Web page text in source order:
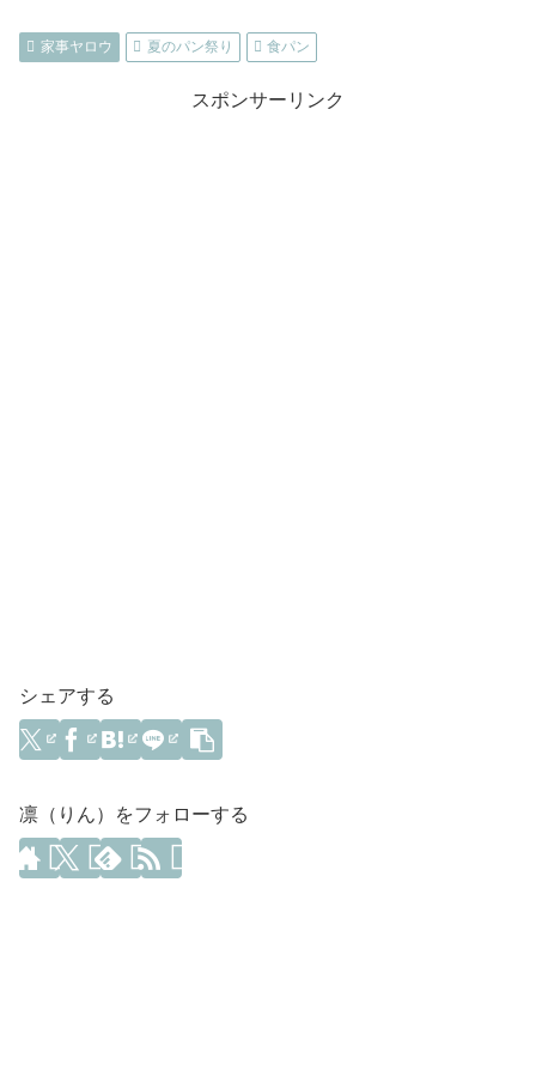
家事ヤロウ 夏のパン祭り 食パン
スポンサーリンク
シェアする
凛（りん）をフォローする